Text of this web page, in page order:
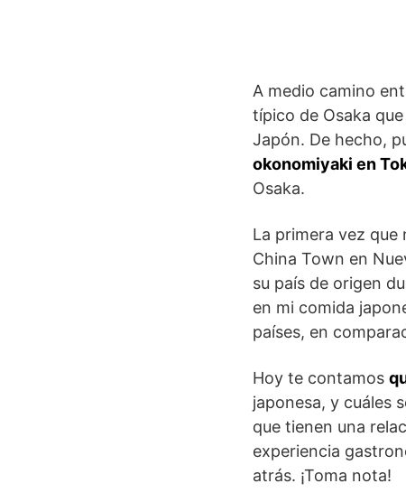
A medio camino
típico de Osaka
Japón. De hecho,
okonomiyaki en
Osaka.
La primera vez
China Town en
su país de origen
en mi comida
países, en
Hoy te contamos
japonesa, y cuáles
que tienen una
experiencia
atrás. ¡Toma nota!